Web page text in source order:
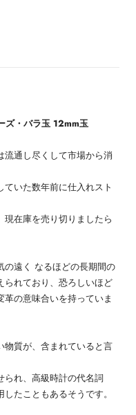
ズ・バラ玉 12mm玉
通し尽くして市場から消
いた数年前に仕入れスト
在庫を売り切りましたら
の遠く なるほどの長期間の
られており、恐ろしいほど
の意味合いを持っていま
物質が、含まれていると言
られ、高級時計の代名詞
たこともあるそうです。